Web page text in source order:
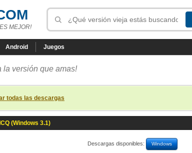
MEJOR!
Android Juegos
la versión que amas!
todas las descargas
ICQ (Windows 3.1)
Descargas disponibles: Windows